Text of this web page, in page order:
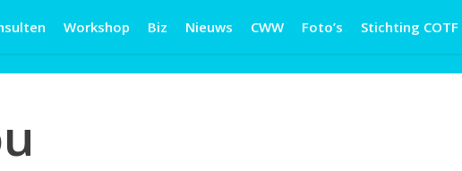
Workshop Biz Nieuws CWW Foto’s Stichting COTF